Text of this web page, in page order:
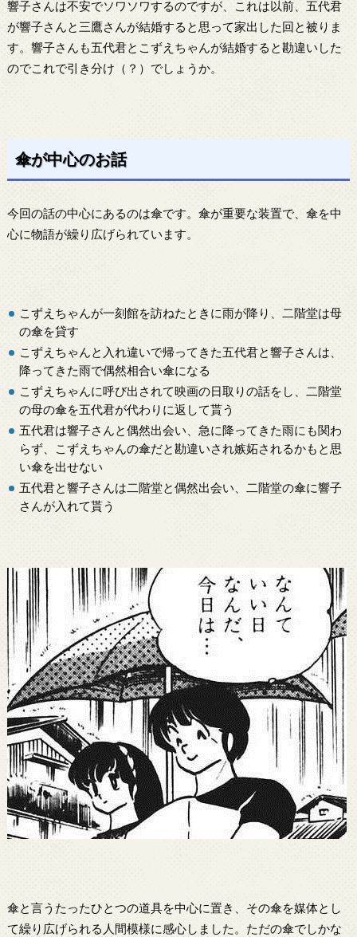
響子さんは不安でソワソワするのですが、これは以前、五代君
が響子さんと三鷹さんが結婚すると思って家出した回と被りま
す。響子さんも五代君とこずえちゃんが結婚すると勘違いした
のでこれで引き分け（？）でしょうか。
傘が中心のお話
今回の話の中心にあるのは傘です。傘が重要な装置で、傘を中
心に物語が繰り広げられています。
こずえちゃんが一刻館を訪ねたときに雨が降り、二階堂は母
の傘を貸す
こずえちゃんと入れ違いで帰ってきた五代君と響子さんは、
降ってきた雨で偶然相合い傘になる
こずえちゃんに呼び出されて映画の日取りの話をし、二階堂
の母の傘を五代君が代わりに返して貰う
五代君は響子さんと偶然出会い、急に降ってきた雨にも関わ
らず、こずえちゃんの傘だと勘違いされ嫉妬されるかもと思
い傘を出せない
五代君と響子さんは二階堂と偶然出会い、二階堂の傘に響子
さんが入れて貰う
傘と言うたったひとつの道具を中心に置き、その傘を媒体とし
て繰り広げられる人間模様に感心しました。ただの傘でしかな